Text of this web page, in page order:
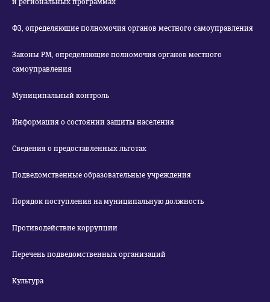
и региональных программах
ФЗ, определяющие полномочия органов местного самоуправления
Законы РМ, определяющие полномочия органов местного
самоуправления
Муниципальный контроль
Информация о состоянии защиты населения
Сведения о предоставленных льготах
Подведомственные образовательные учреждения
Порядок поступления на муниципальную должность
Противодействие коррупции
Перечень подведомственных организаций
Культура